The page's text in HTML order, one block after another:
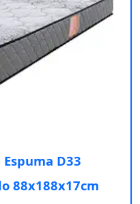
D33
88x188x17cm